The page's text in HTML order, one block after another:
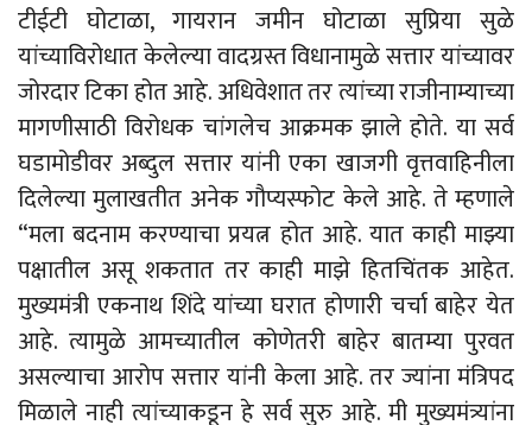
टीईटी घोटाळा, गायरान जमीन घोटाळा सुप्रिया सुळे
यांच्याविरोधात केलेल्या वादग्रस्त विधानामुळे सत्तार यांच्यावर
जोरदार टिका होत आहे. अधिवेशात तर त्यांच्या राजीनाम्याच्या
मागणीसाठी विरोधक चांगलेच आक्रमक झाले होते. या सर्व
घडामोडीवर अब्दुल सत्तार यांनी एका खाजगी वृत्तवाहिनीला
दिलेल्या मुलाखतीत अनेक गौप्यस्फोट केले आहे. ते म्हणाले
“मला बदनाम करण्याचा प्रयत्न होत आहे. यात काही माझ्या
पक्षातील असू शकतात तर काही माझे हितचिंतक आहेत.
मुख्यमंत्री एकनाथ शिंदे यांच्या घरात होणारी चर्चा बाहेर येत
आहे. त्यामुळे आमच्यातील कोणेतरी बाहेर बातम्या पुरवत
असल्याचा आरोप सत्तार यांनी केला आहे. तर ज्यांना मंत्रिपद
मिळाले नाही त्यांच्याकडून हे सर्व सुरु आहे. मी मुख्यमंत्र्यांना